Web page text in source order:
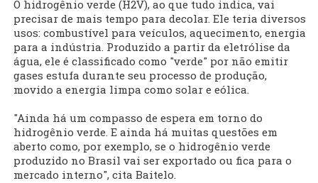
O hidrogênio verde (H2V), ao que tudo indica, vai
precisar de mais tempo para decolar. Ele teria diversos
usos: combustível para veículos, aquecimento, energia
para a indústria. Produzido a partir da eletrólise da
água, ele é classificado como "verde" por não emitir
gases estufa durante seu processo de produção,
movido a energia limpa como solar e eólica.
"Ainda há um compasso de espera em torno do
hidrogênio verde. E ainda há muitas questões em
aberto como, por exemplo, se o hidrogênio verde
produzido no Brasil vai ser exportado ou fica para o
mercado interno", cita Baitelo.